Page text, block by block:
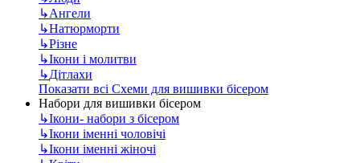
↳Ангели
↳Натюрморти
↳Різне
↳Ікони і молитви
↳Дітлахи
Показати всі Схеми для вишивки бісером
Набори для вишивки бісером
↳Ікони- набори з бісером
↳Ікони іменні чоловічі
↳Ікони іменні жіночі